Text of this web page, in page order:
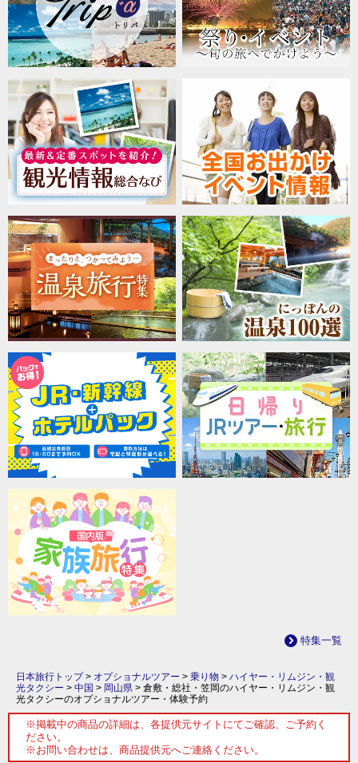
特集一覧
日本旅行トップ> オプショナルツアー > 乗り物 > ハイヤー・リムジン・観
光タクシー > 中国 > 岡山県 > 倉敷・総社・笠岡のハイヤー・リムジン・観
光タクシーのオプショナルツアー・体験予約
※掲載中の商品の詳細は、各提供元サイトにてご確認、ご予約く
ださい。
※お問い合わせは、商品提供元へご連絡ください。